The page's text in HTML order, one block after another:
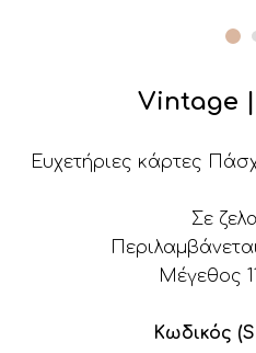
Vintage
Ευχετήριες κάρτες
Σε
Μέγεθος
Κωδικός